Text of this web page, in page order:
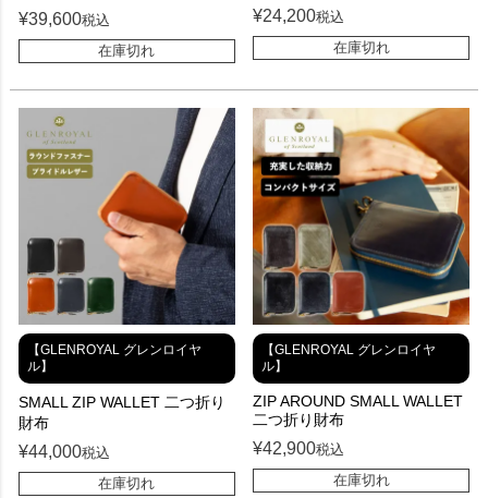
¥39,600税込
在庫切れ
¥24,200税込
在庫切れ
【GLENROYAL グレンロイヤ
ル】
SMALL ZIP WALLET 二つ折り
財布
¥44,000税込
在庫切れ
【GLENROYAL グレンロイヤ
ル】
ZIP AROUND SMALL WALLET
二つ折り財布
¥42,900税込
在庫切れ